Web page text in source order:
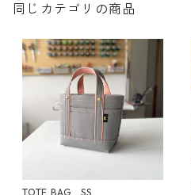
同じカテゴリの商品
TOTE BAG SS